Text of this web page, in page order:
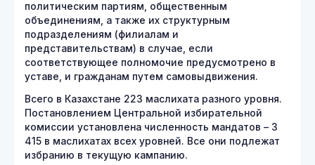
политическим партиям, общественным
объединениям, а также их структурным
подразделениям (филиалам и
представительствам) в случае, если
соответствующее полномочие предусмотрено в
уставе, и гражданам путем самовыдвижения.
Всего в Казахстане 223 маслихата разного уровня.
Постановлением Центральной избирательной
комиссии установлена численность мандатов – 3
415 в маслихатах всех уровней. Все они подлежат
избранию в текущую кампанию.